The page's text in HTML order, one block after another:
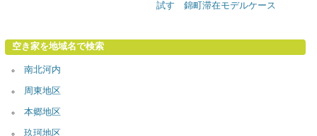
試す 錦町滞在モデルケース
空き家を地域名で検索
南北河内
周東地区
本郷地区
玖珂地区